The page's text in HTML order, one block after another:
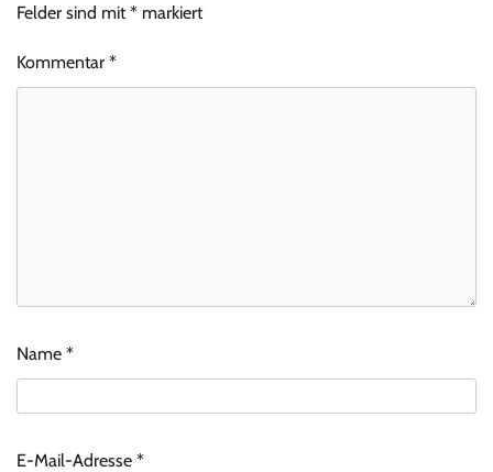
Felder sind mit* markiert
Kommentar *
Name *
E-Mail-Adresse *